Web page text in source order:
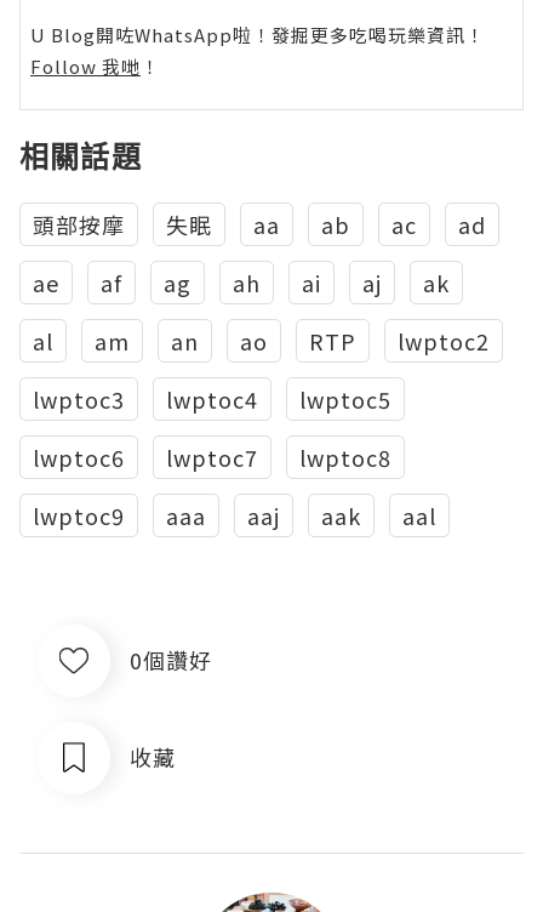
U Blog開咗WhatsApp啦！發掘更多吃喝玩樂資訊！
Follow 我哋 ！
相關話題
頭部按摩 失眠 aa ab ac
ad
ae
af ag ah ai aj
ak
al
am an ao RTP
lwptoc2
lwptoc3
lwptoc4
lwptoc5
lwptoc6
lwptoc7
lwptoc8
lwptoc9
aaa aaj aak aal
0個讚好
收藏